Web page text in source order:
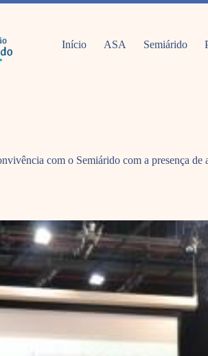
Início ASA Semiárido
com o Semiárido com a presença de